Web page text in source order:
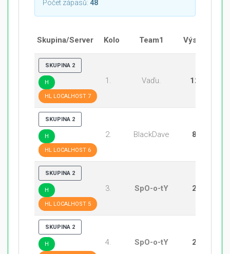
Počet zápasů: 48
Skupina/Server Kolo Team1 Výsledek
SKUPINA 2
H
HL LOCALHOST 7
1. Vaďu. 12:20
SKUPINA 2
H
HL LOCALHOST 6
2. BlackDave 8:20
SKUPINA 2
H
HL LOCALHOST 5
3. SpO-o-tY 20:2
SKUPINA 2
H 4. SpO-o-tY 20:8